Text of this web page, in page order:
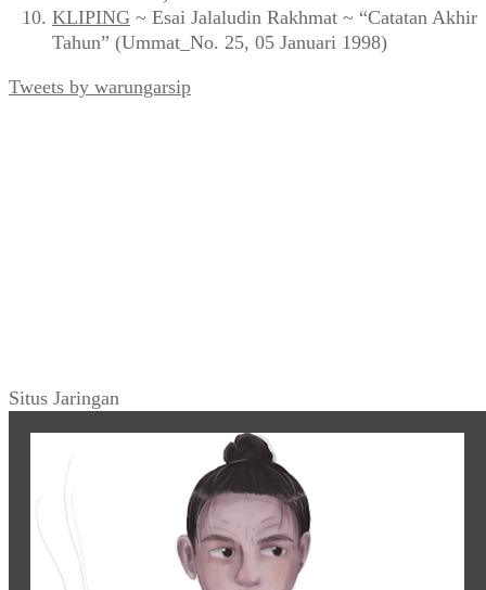
KLIPING ~ Esai Jalaludin Rakhmat ~ “Catatan Akhir
Tahun” (Ummat_No. 25, 05 Januari 1998)
Tweets by warungarsip
Situs Jaringan